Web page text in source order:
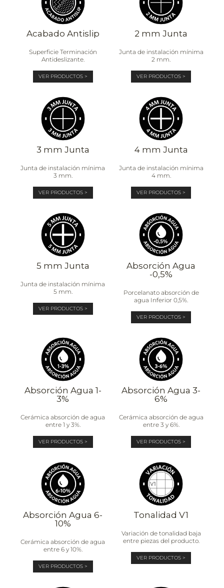
Acabado Antislip
Superficie Terminación
Antideslizante.
VER PRODUCTOS >
2 mm Junta
Junta de instalación mínima
2 mm.
VER PRODUCTOS >
3 mm Junta
Junta de instalación mínima
3 mm.
VER PRODUCTOS >
4 mm Junta
Junta de instalación mínima
4 mm.
VER PRODUCTOS >
5 mm Junta
Junta de instalación mínima
5 mm.
VER PRODUCTOS >
Absorción Agua
-0,5%
Porcelanato absorción de
agua Inferior 0,5%.
VER PRODUCTOS >
Absorción Agua 1-
3%
Cerámica absorción de agua
entre 1 y 3%.
VER PRODUCTOS >
Absorción Agua 3-
6%
Cerámica absorción de agua
entre 3 y 6%.
VER PRODUCTOS >
Absorción Agua 6-
10%
Cerámica absorción de agua
entre 6 y 10%.
VER PRODUCTOS >
Tonalidad V1
Variación de tonalidad baja
entre piezas del producto.
VER PRODUCTOS >